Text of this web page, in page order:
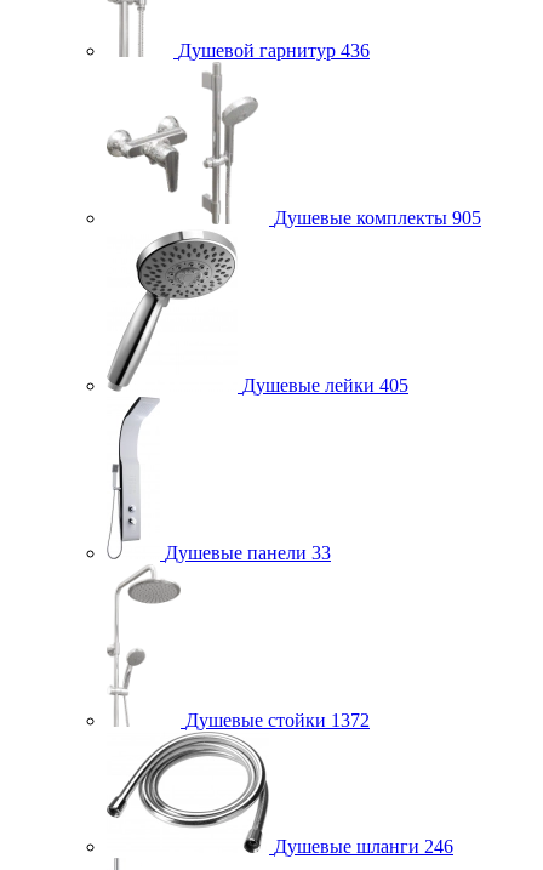
Душевой гарнитур 436
Душевые комплекты 905
Душевые лейки 405
Душевые панели 33
Душевые стойки 1372
Душевые шланги 246